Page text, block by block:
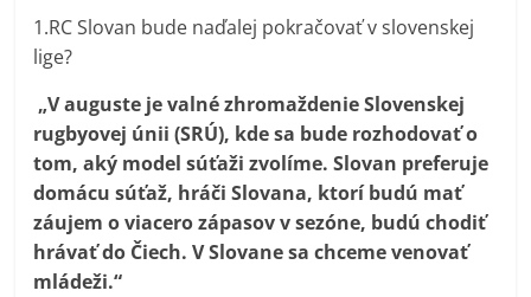
1.RC Slovan bude naďalej pokračovať v slovenskej
lige?
„V auguste je valné zhromaždenie Slovenskej
rugbyovej únii (SRÚ), kde sa bude rozhodovať o
tom, aký model súťaži zvolíme. Slovan preferuje
domácu súťaž, hráči Slovana, ktorí budú mať
záujem o viacero zápasov v sezóne, budú chodiť
hrávať do Čiech. V Slovane sa chceme venovať
mládeži.“